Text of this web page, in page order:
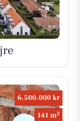
6.500.000 kr
141 m2